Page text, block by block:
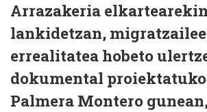
Arrazakeria elkartearekin
lankidetzan,
errealitatea hobeto
dokumental
Palmera Montero